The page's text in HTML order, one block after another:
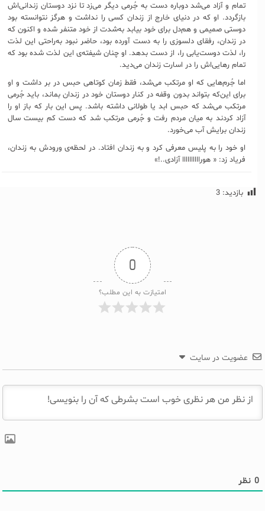
تمام و آزاد می‌شد دوباره دست به جُرمی دیگر می‌زد تا نزد دوستان زندانی‌اش
بازگردد. او که در دنیای خارج از زندان کسی را نداشت و هرگز نتوانسته بود
دوستی صمیمی و هم‌دل برای خود بیابد به‌شدت از خود متنفر شده و اکنون که
در زندان، رفقای دلسوزی را به دست آورده بود، حاضر نبود به‌راحتی این لذت
را، لذت دوست‌یابی را، از دست بدهد. او چنان شیفته‌ی این لذت شده بود که
تمام رهایی‌اش را در اسارت زندان می‌دید.
اما جُرم‌هایی که او مرتکب می‌شد، فقط زمان کوتاهی حبس در‌‌ بر داشت و او
برای این‌که بتواند بدون وقفه در کنار دوستان خود در زندان بماند، باید جُرمی
مرتکب می‌شد که حبس ابد یا طولانی داشته باشد. پس این بار که باز او را
آزاد کردند به میان مردم رفت و جُرمی مرتکب شد که دست کم بیست سال
زندان برایش آب می‌خورد.
او خود را به پلیس معرفی کرد و به زندان افتاد. در لحظه‌ی ورودش به زندان،
فریاد زد: « هوراااااااااا آزادی..!»
بازدید: 3
0
امتیازت به این مطلب؟
عضویت در سایت
0 نظر